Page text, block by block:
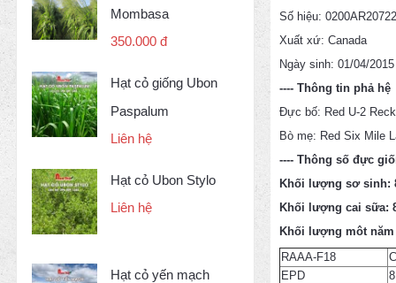
Mombasa
350.000 đ
Hạt cỏ giống Ubon
Paspalum
Liên hệ
Hạt cỏ Ubon Stylo
Liên hệ
Hạt cỏ yến mạch
Số hiệu: 0200AR20722
Xuất xứ: Canada
Ngày sinh: 01/04/2015
---- Thông tin phả hệ
Đực bố: Red U-2
Bò mẹ: Red Six Mile
---- Thông số đực
Khối lượng sơ sinh:
Khối lượng cai sữa:
Khối lượng môt năm
RAAA-F18
EPD
8